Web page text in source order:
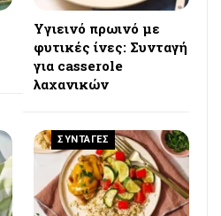
Υγιεινό πρωινό με
φυτικές ίνες: Συνταγή
για casserole
λαχανικών
ΣΥΝΤΑΓΕΣ